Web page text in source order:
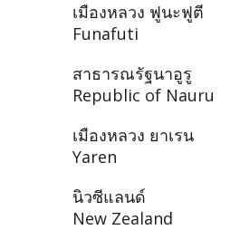
เมืองหลวง ฟูนะฟูตี
Funafuti
สาธารณรัฐนาอูรู
Republic of Nauru
เมืองหลวง ยาเรน
Yaren
นิวซีแลนด์
New Zealand